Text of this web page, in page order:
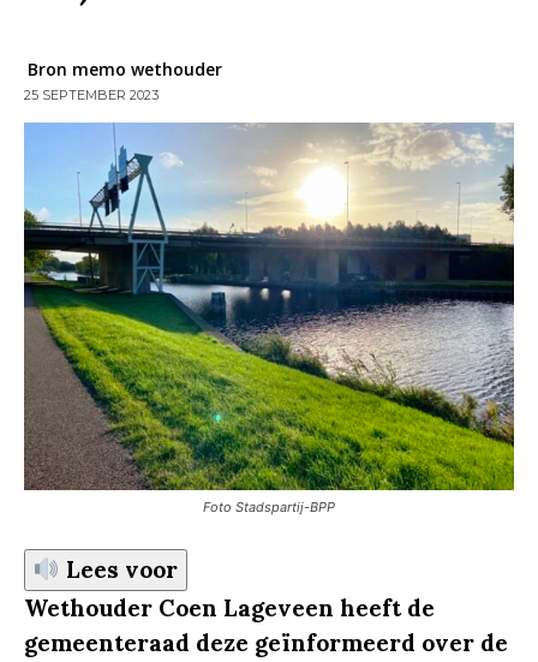
Bron memo wethouder
25 SEPTEMBER 2023
Foto Stadspartij-BPP
Lees voor
Wethouder Coen Lageveen heeft de
gemeenteraad deze geïnformeerd over de